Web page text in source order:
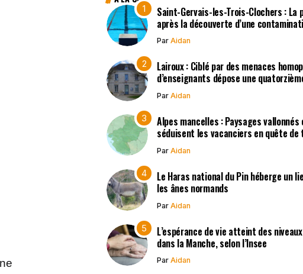
Saint-Gervais-les-Trois-Clochers :
après la découverte d’une
Par Aidan
Lairoux : Ciblé par des menaces
d’enseignants dépose une
Par Aidan
Alpes mancelles : Paysages
séduisent les vacanciers en quête
Par Aidan
Le Haras national du Pin héberge un
les ânes normands
Par Aidan
L’espérance de vie atteint des
dans la Manche, selon l’Insee
Par Aidan